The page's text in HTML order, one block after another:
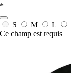
*
S M L
Ce champ est requis